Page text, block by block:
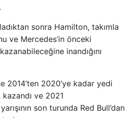
sonra Hamilton, takımla
ve Mercedes’in önceki
inandığını
2014’ten 2020’ye kadar yedi
ve 2021
son turunda Red Bull’dan